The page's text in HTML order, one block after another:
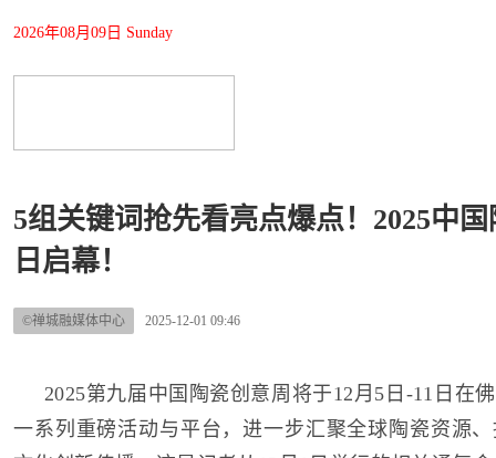
2026年08月09日 Sunday
5组关键词抢先看亮点爆点！2025中
日启幕！
©禅城融媒体中心 2025-12-01 09:46
2025第九届中国陶瓷创意周将于12月5日-11日在
一系列重磅活动与平台，进一步汇聚全球陶瓷资源